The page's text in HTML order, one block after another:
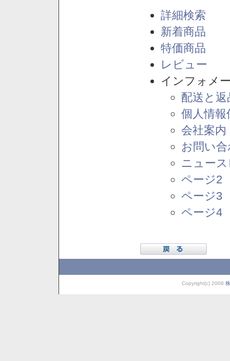
詳細検索
新着商品
特価商品
レビュー
インフォメ
配送と
個人情報
会社案内
お問い
ニュー
ページ2
ページ3
ページ4
Copyright(c) 2008